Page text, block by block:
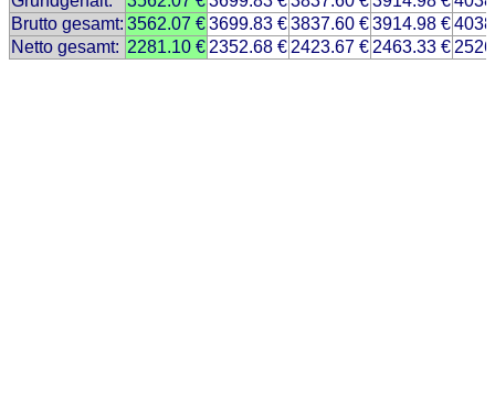
Brutto gesamt: 3562.07 €3699.83 €3837.60 €3914.98 €
Netto gesamt: 2281.10 € 2352.68 € 2423.67 € 2463.33 €